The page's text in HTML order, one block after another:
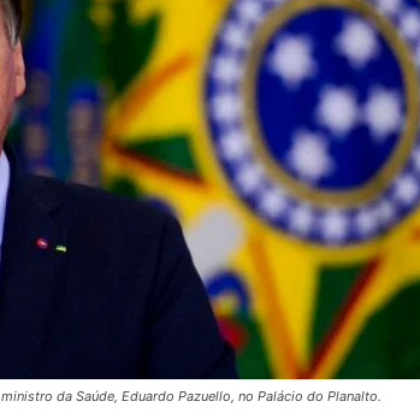
da Saúde, Eduardo Pazuello, no Palácio do Planalto.